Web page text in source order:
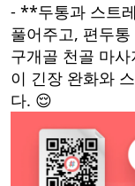
- **두통과 스트
풀어주고, 편두
구개골 천골 마
이 긴장 완화와
다. 😌